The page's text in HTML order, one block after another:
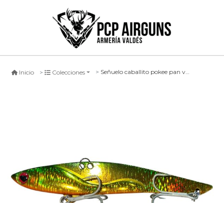
Inicio Colecciones Señuelo caballito pokee pan vib 105mm / 35g color verde amarillo metálico